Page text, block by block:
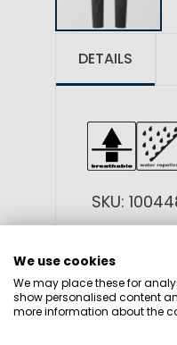
DETAILS
SKU:
Für
We use cookies
We may place these for
show personalised content
more information about the